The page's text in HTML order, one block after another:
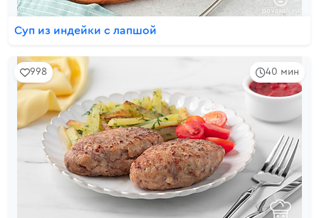
Суп из индейки с лапшой
40 мин
998